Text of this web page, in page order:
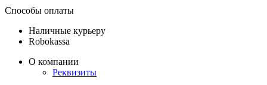
Способы оплаты
Наличные курьеру
Robokassa
О компании
Реквизиты